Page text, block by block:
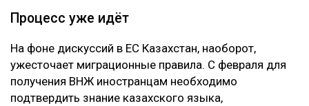
Процесс уже идёт
На фоне дискуссий в ЕС Казахстан, наоборот,
ужесточает миграционные правила. С февраля для
получения ВНЖ иностранцам необходимо
подтвердить знание казахского языка,